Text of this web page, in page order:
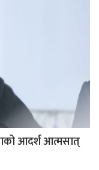
आदर्श आत्मसात्